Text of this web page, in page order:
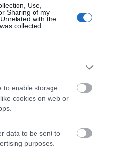
Use,
Sharing of my
with the
collected.
to enable storage
cookies on web or
data to be sent to
purposes.
direttamente sul mare
del Ponte